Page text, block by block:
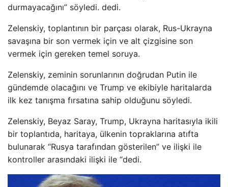
durmayacağını” söyledi. dedi.
Zelenskiy, toplantının bir parçası olarak, Rus-Ukrayna
savaşına bir son vermek için ve alt çizgisine son
vermek için gereken temel soruya.
Zelenskiy, zeminin sorunlarının doğrudan Putin ile
gündemde olacağını ve Trump ve ekibiyle haritalarda
ilk kez tanışma fırsatına sahip olduğunu söyledi.
Zelenskiy, Beyaz Saray, Trump, Ukrayna haritasıyla ikili
bir toplantıda, haritaya, ülkenin topraklarına atıfta
bulunarak “Rusya tarafından gösterilen” ve ilişki ile
kontroller arasındaki ilişki ile “dedi.